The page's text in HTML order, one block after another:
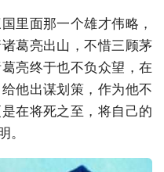
里面那一个雄才伟略，
葛亮出山，不惜三顾茅
亮终于也不负众望，在
他出谋划策，作为他不
在将死之至，将自己的
。